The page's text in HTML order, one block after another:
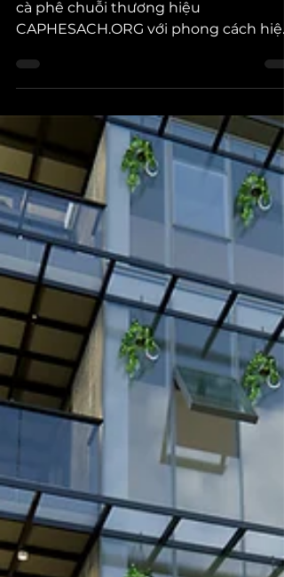
1. Thông tin công trình. Công trình
cà phê chuỗi thương hiệu